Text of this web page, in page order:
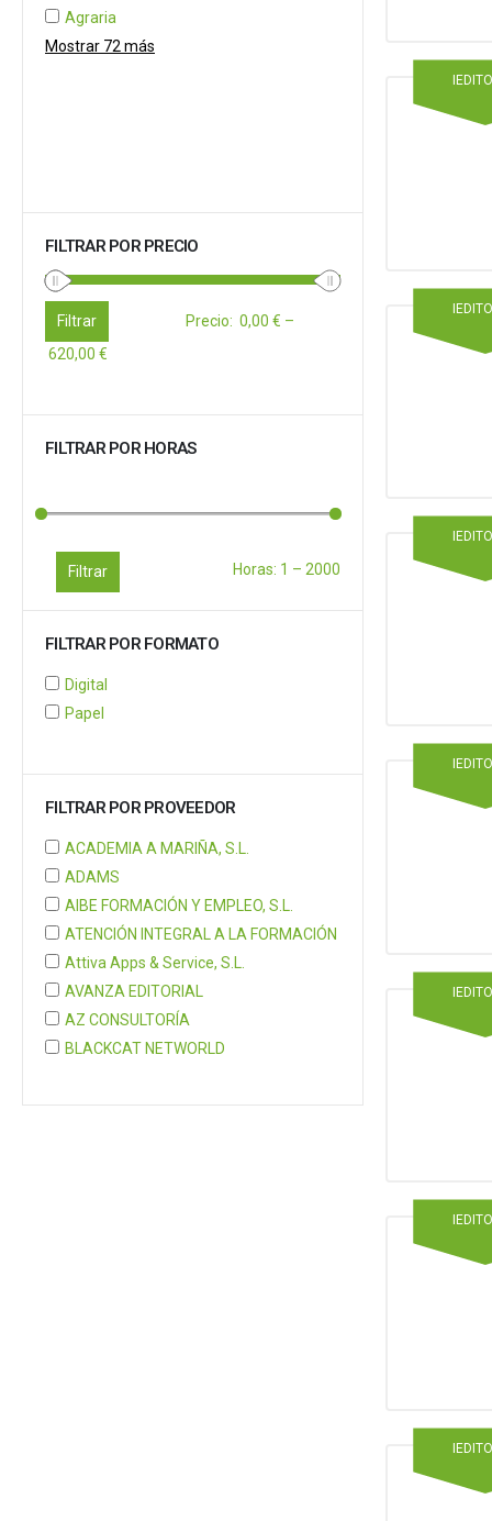
Agraria
Mostrar 72 más
FILTRAR POR PRECIO
Filtrar Precio: 0,00 € –
620,00 €
FILTRAR POR HORAS
Filtrar Horas: 1 – 2000
FILTRAR POR FORMATO
Digital
Papel
FILTRAR POR PROVEEDOR
ACADEMIA A MARIÑA, S.L.
ADAMS
AIBE FORMACIÓN Y EMPLEO, S.L.
ATENCIÓN INTEGRAL A LA FORMACIÓN
Attiva Apps & Service, S.L.
AVANZA EDITORIAL
AZ CONSULTORÍA
BLACKCAT NETWORLD
COGNITA PLUS, S.L.